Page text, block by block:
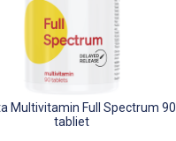
Multivitamin Full Spectrum 90
tabliet